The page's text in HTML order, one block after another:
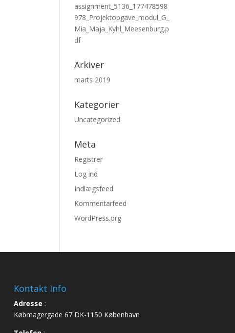
assignment_5136_177478598
978_Projektopgave_modul_G_
Mia_Maja_Kyhl_Meesenburg.p
df
Arkiver
marts 2019
Kategorier
Uncategorized
Meta
Registrer
Log ind
Indlægsfeed
Kommentarfeed
WordPress.org
Kontakt Info
Adresse :
Købmagergade 67 DK-1150 København